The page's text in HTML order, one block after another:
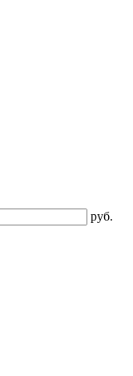
руб.